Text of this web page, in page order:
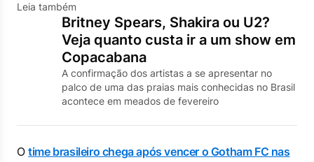
Leia também
Britney Spears, Shakira ou U2?
Veja quanto custa ir a um show em
Copacabana
A confirmação dos artistas a se apresentar no
palco de uma das praias mais conhecidas no Brasil
acontece em meados de fevereiro
Otime brasileiro chega após vencer o Gotham FC nas